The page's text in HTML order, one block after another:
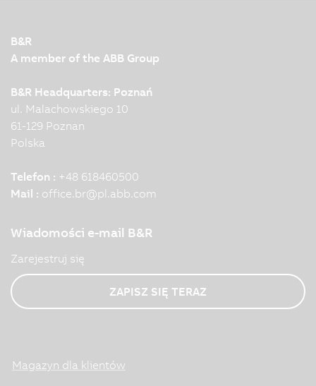
B&R
A member of the ABB Group
B&R Headquarters: Poznań
ul. Malachowskiego 10
61-129 Poznan
Polska
Telefon : +48 618460500
Mail : office.br@pl.abb.com
Wiadomości e-mail B&R
Zarejestruj się
ZAPISZ SIĘ TERAZ
Magazyn dla klientów